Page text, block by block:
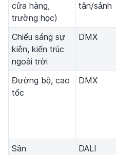
cửa hàng,
trường học)
tân/sảnh
Chiếu sáng sự
kiện, kiến trúc
ngoài trời
DMX
Đường bộ, cao
tốc
DMX
Sân
DALI